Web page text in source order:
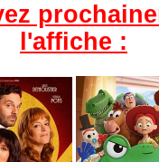
l'affiche :